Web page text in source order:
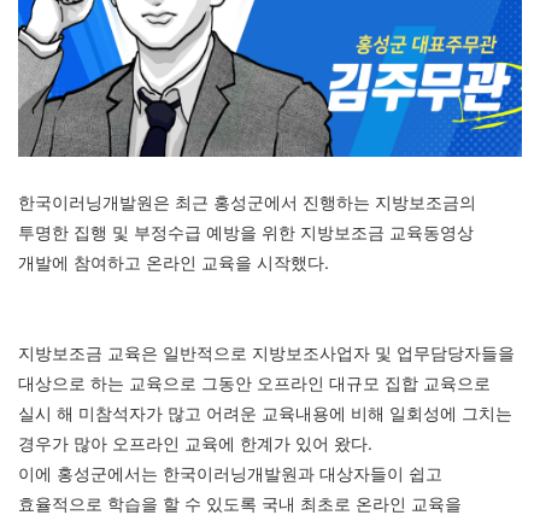
한국이러닝개발원은 최근 홍성군에서 진행하는 지방보조금의
투명한 집행 및 부정수급 예방을 위한 지방보조금 교육동영상
개발에 참여하고 온라인 교육을 시작했다.
지방보조금 교육은 일반적으로 지방보조사업자 및 업무담당자들을
대상으로 하는 교육으로 그동안 오프라인 대규모 집합 교육으로
실시 해 미참석자가 많고 어려운 교육내용에 비해 일회성에 그치는
경우가 많아 오프라인 교육에 한계가 있어 왔다.
이에 홍성군에서는 한국이러닝개발원과 대상자들이 쉽고
효율적으로 학습을 할 수 있도록 국내 최초로 온라인 교육을